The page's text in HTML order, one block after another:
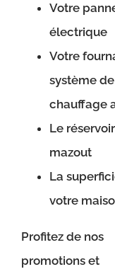
Votre
électrique
Votre
système de
chauffage
Le
mazout
La
votre
Profitez de nos
promotions et